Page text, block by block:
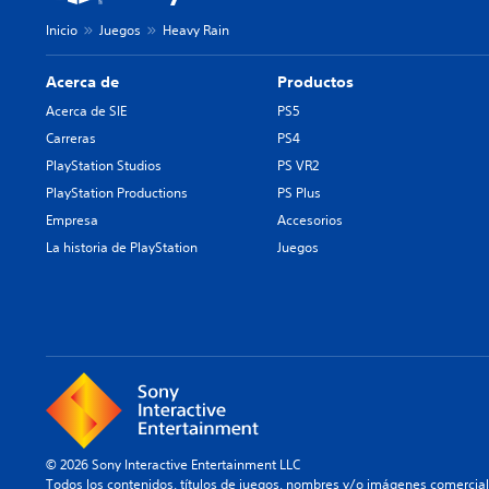
Inicio Juegos Heavy Rain
Acerca de
Acerca de SIE
Carreras
PlayStation Studios
PlayStation Productions
Empresa
La historia de PlayStation
Productos
PS5
PS4
PS VR2
PS Plus
Accesorios
Juegos
© 2026 Sony Interactive Entertainment LLC
Todos los contenidos, títulos de juegos, nombres y/o imágenes